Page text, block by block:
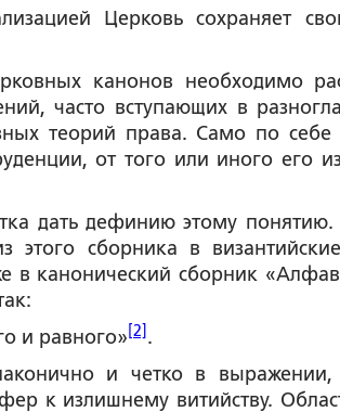
Церковь сохраняет
канонов необходимо
часто вступающих в
теорий права. Само по
от того или иного его
дать дефинию этому понятию.
сборника в
в канонический сборник
и равного» [2] .
и четко в выражении,
к излишнему витийству.